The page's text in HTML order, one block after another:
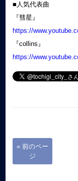
■人気代表曲
『彗星』
https://
『collins』
https://
« 前のペー
ジ